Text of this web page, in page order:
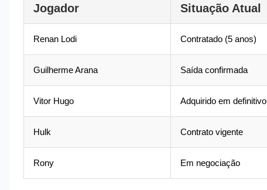
Jogador Situação Atual
Renan Lodi Contratado (5 anos)
Guilherme Arana Saída confirmada
Vitor Hugo Adquirido em definitivo
Hulk Contrato vigente
Rony Em negociação